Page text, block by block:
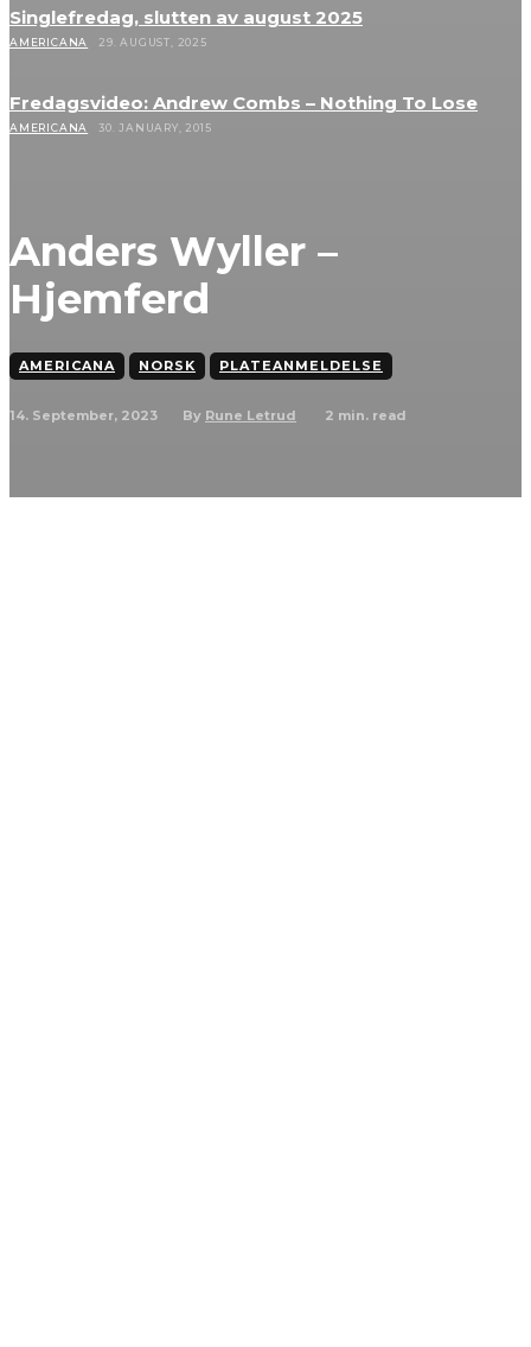
Anders Wyller –
Hjemferd
AMERICANA NORSK PLATEANMELDELSE
14. September, 2023 By Rune Letrud 2 min. read
Singlefredag, slutten av august 2025
AMERICANA 29. AUGUST, 2025
Fredagsvideo: Andrew Combs – Nothing To Lose
AMERICANA 30. JANUARY, 2015